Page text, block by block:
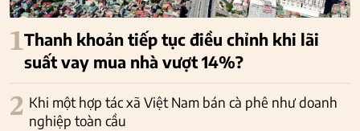
1Thanh khoản tiếp tục điều chỉnh khi lãi
suất vay mua nhà vượt 14%?
2 Khi một hợp tác xã Việt Nam bán cà phê như doanh
nghiệp toàn cầu